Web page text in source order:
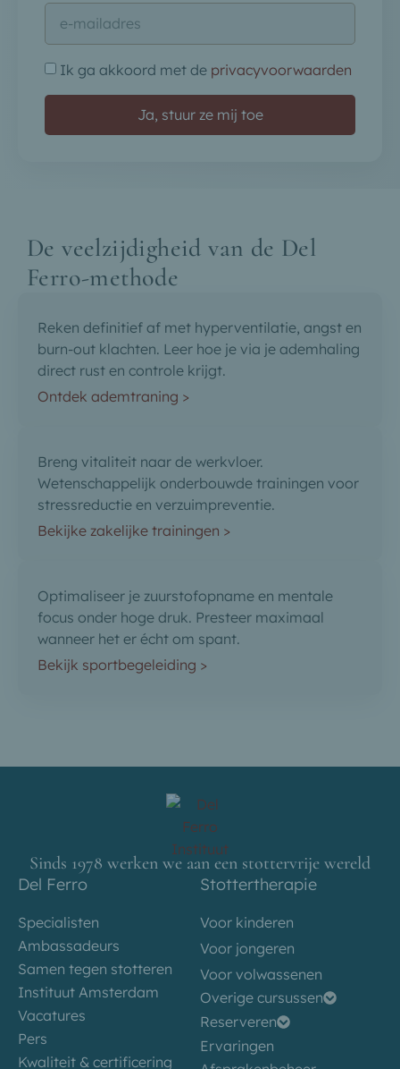
Ik ga akkoord met de privacyvoorwaarden
Ja, stuur ze mij toe
De veelzijdigheid van de Del
Ferro-methode
Reken definitief af met hyperventilatie, angst en
burn-out klachten. Leer hoe je via je ademhaling
direct rust en controle krijgt.
Ontdek ademtraning >
Breng vitaliteit naar de werkvloer.
Wetenschappelijk onderbouwde trainingen voor
stressreductie en verzuimpreventie.
Bekijke zakelijke trainingen >
Optimaliseer je zuurstofopname en mentale
focus onder hoge druk. Presteer maximaal
wanneer het er écht om spant.
Bekijk sportbegeleiding >
Sinds 1978 werken we aan een stottervrije wereld
Del Ferro
Specialisten
Ambassadeurs
Samen tegen stotteren
Instituut Amsterdam
Vacatures
Pers
Kwaliteit & certificering
Stottertherapie
Voor kinderen
Voor jongeren
Voor volwassenen
Overige cursussen
Reserveren
Ervaringen